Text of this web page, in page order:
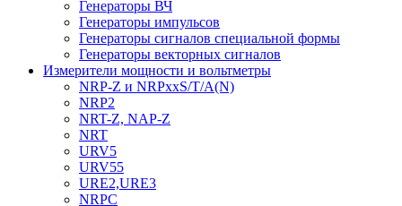
Генераторы ВЧ
Генераторы импульсов
Генераторы сигналов специальной формы
Генераторы векторных сигналов
Измерители мощности и вольтметры
NRP-Z и NRPхxS/T/A(N)
NRP2
NRT-Z, NAP-Z
NRT
URV5
URV55
URE2,URE3
NRPC